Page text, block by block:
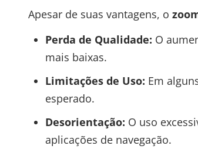
Apesar de suas vantagens, o
Perda de Qualidade: O
mais baixas.
Limitações de Uso: Em
esperado.
Desorientação: O uso
aplicações de navegação.